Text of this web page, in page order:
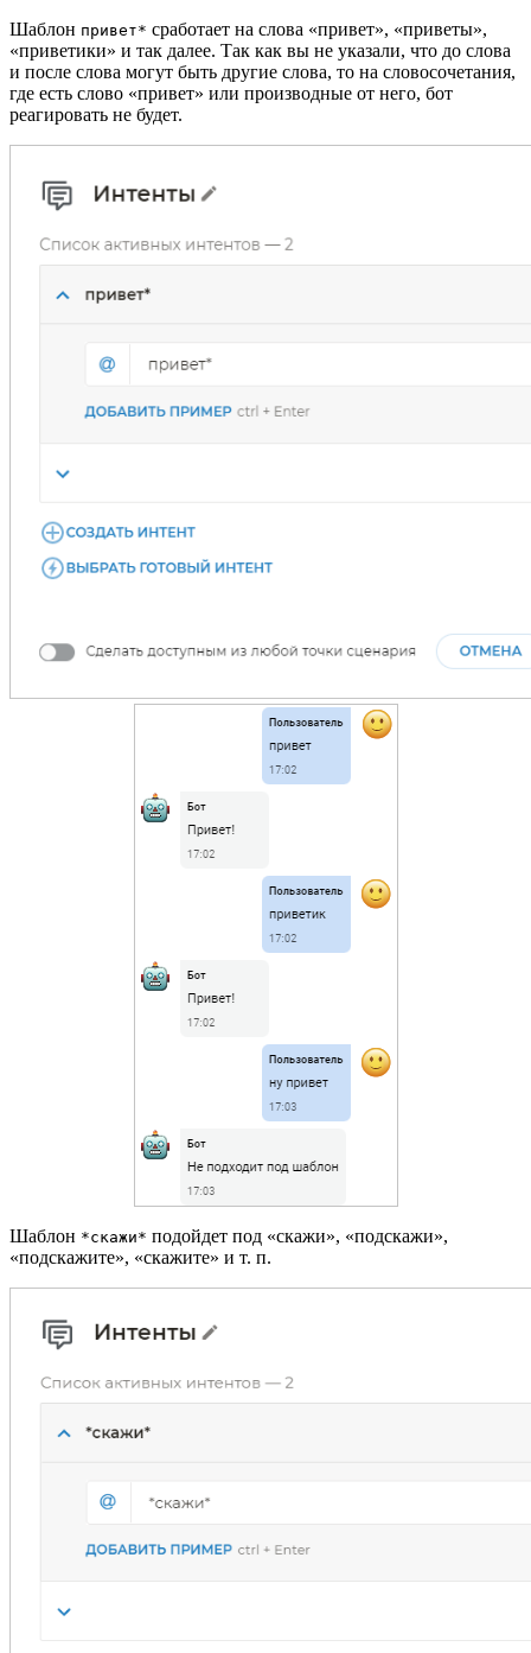
Шаблон привет* сработает на слова «привет», «приветы»,
«приветики» и так далее. Так как вы не указали, что до слова
и после слова могут быть другие слова, то на словосочетания,
где есть слово «привет» или производные от него, бот
реагировать не будет.
Шаблон *скажи* подойдет под «скажи», «подскажи»,
«подскажите», «скажите» и т. п.